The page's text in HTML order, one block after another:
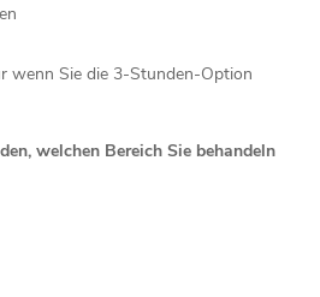
wenn Sie die 3-Stunden-Option
welchen Bereich Sie behandeln